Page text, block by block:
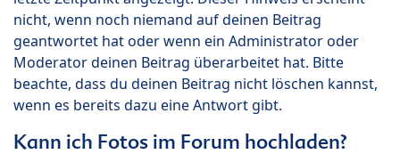
nicht, wenn noch niemand auf deinen Beitrag
geantwortet hat oder wenn ein Administrator oder
Moderator deinen Beitrag überarbeitet hat. Bitte
beachte, dass du deinen Beitrag nicht löschen kannst,
wenn es bereits dazu eine Antwort gibt.
Kann ich Fotos im Forum hochladen?